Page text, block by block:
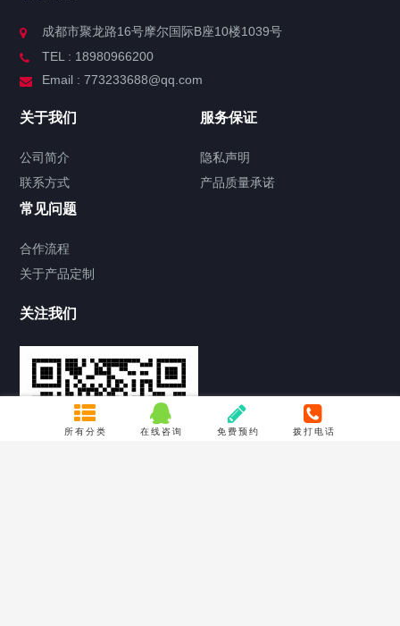
成都市聚龙路16号摩尔国际B座10楼1039号
TEL : 18980966200
Email : 773233688@qq.com
关于我们
公司简介
联系方式
服务保证
隐私声明
产品质量承诺
常见问题
合作流程
关于产品定制
关注我们
所有分类 在线咨询 免费预约 拨打电话